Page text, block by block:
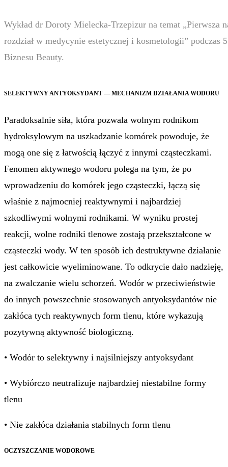
Wykład dr Doroty Mielecka-Trzepizur na temat
rozdział w medycynie estetycznej i kosmetologii”
Biznesu Beauty.
SELEKTYWNY ANTYOKSYDANT — MECHANIZM DZIAŁANIA WODORU
Paradoksalnie siła, która pozwala wolnym rodnikom
hydroksylowym na uszkadzanie komórek powoduje, że
mogą one się z łatwością łączyć z innymi cząsteczkami.
Fenomen aktywnego wodoru polega na tym, że po
wprowadzeniu do komórek jego cząsteczki, łączą się
właśnie z najmocniej reaktywnymi i najbardziej
szkodliwymi wolnymi rodnikami. W wyniku prostej
reakcji, wolne rodniki tlenowe zostają przekształcone w
cząsteczki wody. W ten sposób ich destruktywne działanie
jest całkowicie wyeliminowane. To odkrycie dało nadzieję,
na zwalczanie wielu schorzeń. Wodór w przeciwieństwie
do innych powszechnie stosowanych antyoksydantów nie
zakłóca tych reaktywnych form tlenu, które wykazują
pozytywną aktywność biologiczną.
• Wodór to selektywny i najsilniejszy antyoksydant
• Wybiórczo neutralizuje najbardziej niestabilne formy
tlenu
• Nie zakłóca działania stabilnych form tlenu
OCZYSZCZANIE WODOROWE